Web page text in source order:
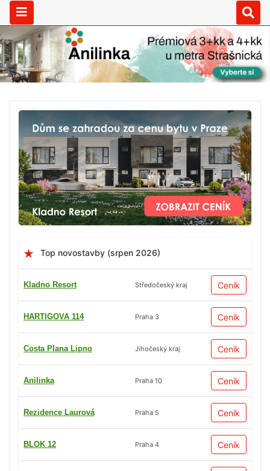
Top novostavby (srpen 2026)
Kladno Resort Středočeský kraj Ceník
HARTIGOVA 114 Praha 3 Ceník
Costa Plana Lipno Jihočeský kraj Ceník
Anilinka Praha 10 Ceník
Rezidence Laurová Praha 5 Ceník
BLOK 12 Praha 4 Ceník